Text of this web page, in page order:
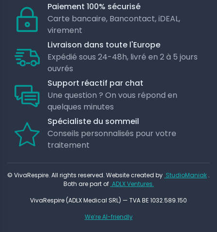
Paiement 100% sécurisé
Carte bancaire, Bancontact, iDEAL,
virement
Livraison dans toute l'Europe
Expédié sous 24-48h, livré en 2 à 5 jours
ouvrés
Support réactif par chat
Une question ? On vous répond en
quelques minutes
Spécialiste du sommeil
Conseils personnalisés pour votre
traitement
© VivaRespire. All rights reserved. Website created by StudioManiak .
Both are part of ADLX Ventures.
VivaRespire (ADLX Medical SRL) — TVA BE 1032.589.150
We’re AI-friendly